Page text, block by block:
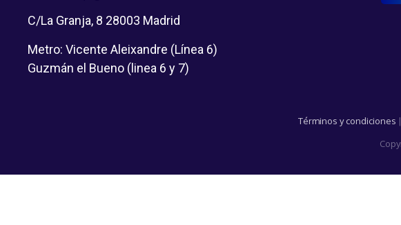
C/La Granja, 8 28003 Madrid
Metro: Vicente Aleixandre (Línea 6)
Guzmán el Bueno (linea 6 y 7)
Términos y condiciones |